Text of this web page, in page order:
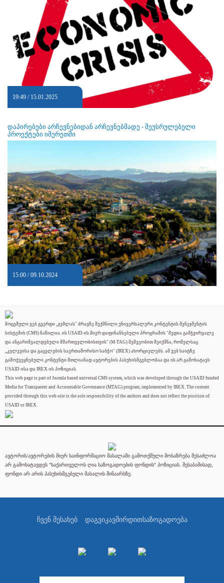
19:49 / 15.01.2025
დაპირებები არჩევნებიდან არჩევნებმადე - შეუსრულებელი
პროექტები იმერეთში
15:00 / 09.10.2024
მოცემული ვებ გვერდი „ჯუმლას" ძრავზე შექმნილი უნივერსალური კონტენტის მენეჯმენტის
სისტემის (CMS) ნაწილია. ის USAID-ის მიერ დაფინანსებული პროგრამის "მედია გამჭვირვალე
და ანგარიშვალდებული მმართველობისთვის" (M-TAG) მეშვეობით შეიქმნა, რომელსაც
„კვლევისა და გაცვლების საერთაშორისო საბჭო" (IREX) ახორციელებს. ამ ვებ საიტზე
გამოქვეყნებული კონტენტი მთლიანად ავტორების პასუხისმგებლობაა და ის არ გამოხატავს
USAID-ისა და IREX-ის პოზიციას.
This web page is part of Joomla based universal CMS system, which was developed through the USAID funded
Media for Transparent and Accountable Governance (MTAG) program, implemented by IREX. The content
provided through this web-site is the sole responsibility of the authors and does not reflect the position of
USAID or IREX.
ავტორის/ავტორების მიერ საინფორმაციო მასალაში გამოთქმული მოსაზრება შესაძლოა
არ გამოხატავდეს "საქართველოს ღია საზოგადოების ფონდის" პოზიციას. შესაბამისად,
ფონდი არ არის პასუხისმგებელი მასალის შინაარსზე.
ჩვენ შესახებ დაგვიკავშირდითსაზოგადოება